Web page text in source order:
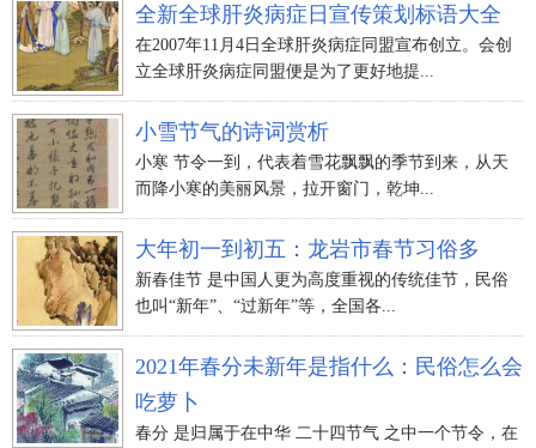
全新全球肝炎病症日宣传策划标语大全
在2007年11月4日全球肝炎病症同盟宣布创立。会创
立全球肝炎病症同盟便是为了更好地提...
小雪节气的诗词赏析
小寒 节令一到，代表着雪花飘飘的季节到来，从天
而降小寒的美丽风景，拉开窗门，乾坤...
大年初一到初五：龙岩市春节习俗多
新春佳节 是中国人更为高度重视的传统佳节，民俗
也叫“新年”、“过新年”等，全国各...
2021年春分未新年是指什么：民俗怎么会
吃萝卜
春分 是归属于在中华 二十四节气 之中一个节令，在